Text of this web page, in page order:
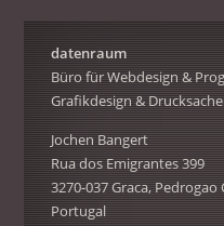
datenraum
Büro für Webdesign &
Grafikdesign &
Jochen Bangert
Rua dos Emigrantes 399
3270-037 Graca, Pedrogao
Portugal